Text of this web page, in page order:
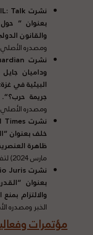
بعنوان ”
والقانون
ومصدره
وداميان
البيئية في غزة:
جريمة حرب؟“.
ومصدره
خلف بعنوان“
ظاهرة
مارس 2024) لتفاصيل الخبر ومصدره الأصلي،
بعنوان “
والالتزام بمنع
الخبر ومصدره
مؤتمرات